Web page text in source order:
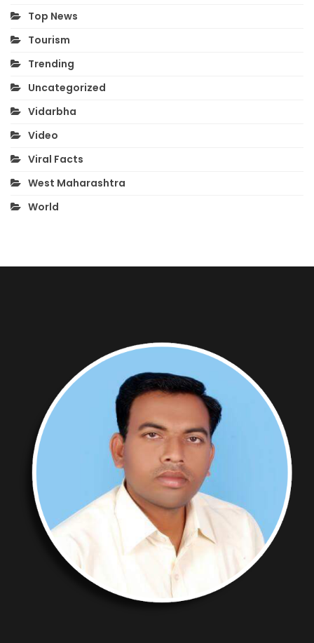
Top News
Tourism
Trending
Uncategorized
Vidarbha
Video
Viral Facts
West Maharashtra
World